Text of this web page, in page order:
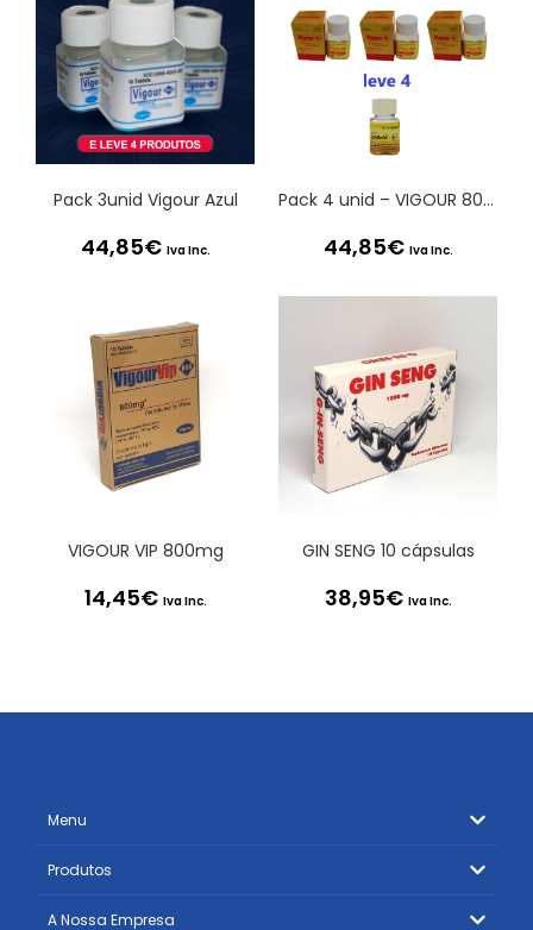
Pack 3unid Vigour Azul
44,85€ Iva Inc.
Pack 4 unid – VIGOUR 800mg DOURADO
44,85€ Iva Inc.
VIGOUR VIP 800mg
14,45€ Iva Inc.
GIN SENG 10 cápsulas
38,95€ Iva Inc.
Menu
Produtos
A Nossa Empresa